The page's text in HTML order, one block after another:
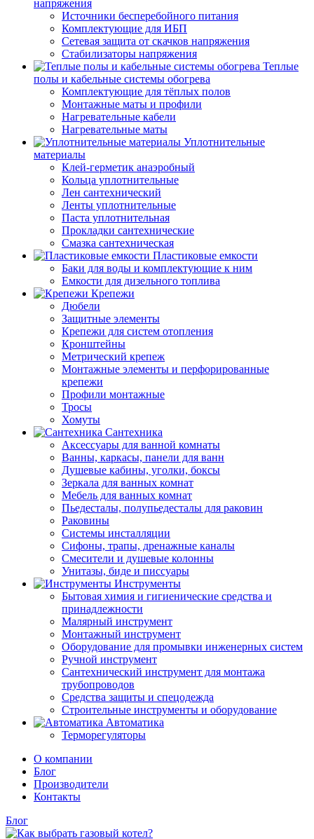
напряжения
Источники бесперебойного питания
Комплектующие для ИБП
Сетевая защита от скачков напряжения
Стабилизаторы напряжения
Теплые
полы и кабельные системы обогрева
Комплектующие для тёплых полов
Монтажные маты и профили
Нагревательные кабели
Нагревательные маты
Уплотнительные
материалы
Клей-герметик анаэробный
Кольца уплотнительные
Лен сантехнический
Ленты уплотнительные
Паста уплотнительная
Прокладки сантехнические
Смазка сантехническая
Пластиковые емкости
Баки для воды и комплектующие к ним
Емкости для дизельного топлива
Крепежи
Дюбели
Защитные элементы
Крепежи для систем отопления
Кронштейны
Метрический крепеж
Монтажные элементы и перфорированные
крепежи
Профили монтажные
Тросы
Хомуты
Сантехника
Аксессуары для ванной комнаты
Ванны, каркасы, панели для ванн
Душевые кабины, уголки, боксы
Зеркала для ванных комнат
Мебель для ванных комнат
Пьедесталы, полупьедесталы для раковин
Раковины
Системы инсталляции
Сифоны, трапы, дренажные каналы
Смесители и душевые колонны
Унитазы, биде и писсуары
Инструменты
Бытовая химия и гигиенические средства и
принадлежности
Малярный инструмент
Монтажный инструмент
Оборудование для промывки инженерных систем
Ручной инструмент
Сантехнический инструмент для монтажа
трубопроводов
Средства защиты и спецодежда
Строительные инструменты и оборудование
Автоматика
Терморегуляторы
О компании
Блог
Производители
Контакты
Блог